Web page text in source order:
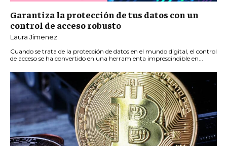
Garantiza la protección de tus datos con un
control de acceso robusto
Laura Jimenez
Cuando se trata de la protección de datos en el mundo digital, el control
de acceso se ha convertido en una herramienta imprescindible en...